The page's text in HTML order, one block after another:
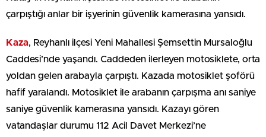
çarpıştığı anlar bir işyerinin güvenlik kamerasına yansıdı.
Kaza, Reyhanlı ilçesi Yeni Mahallesi Şemsettin Mursaloğlu
Caddesi’nde yaşandı. Caddeden ilerleyen motosiklete, orta
yoldan gelen arabayla çarpıştı. Kazada motosiklet şoförü
hafif yaralandı. Motosiklet ile arabanın çarpışma anı saniye
saniye güvenlik kamerasına yansıdı. Kazayı gören
vatandaşlar durumu 112 Acil Davet Merkezi’ne